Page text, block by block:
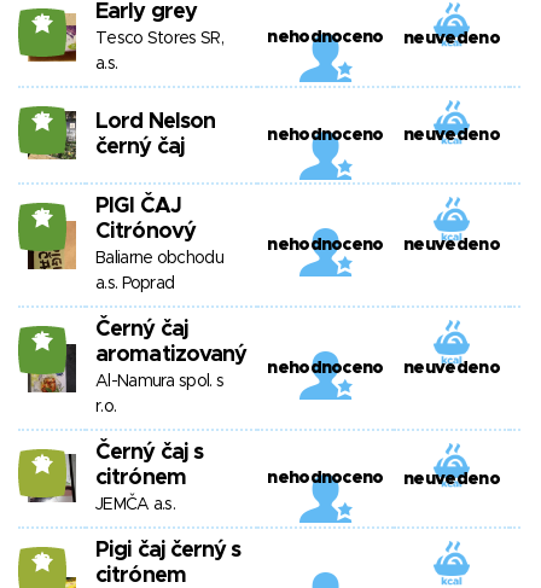
17 Early grey
Tesco Stores SR,
a.s.
nehodnoceno neuvedeno
17
Lord Nelson
černý čaj
nehodnoceno neuvedeno
17
PIGI ČAJ
Citrónový
Baliarne obchodu
a.s. Poprad
nehodnoceno neuvedeno
15
Černý čaj
aromatizovaný
Al-Namura spol. s
r.o.
nehodnoceno neuvedeno
13
Černý čaj s
citrónem
JEMČA a.s.
nehodnoceno neuvedeno
13
Pigi čaj černý s
citrónem